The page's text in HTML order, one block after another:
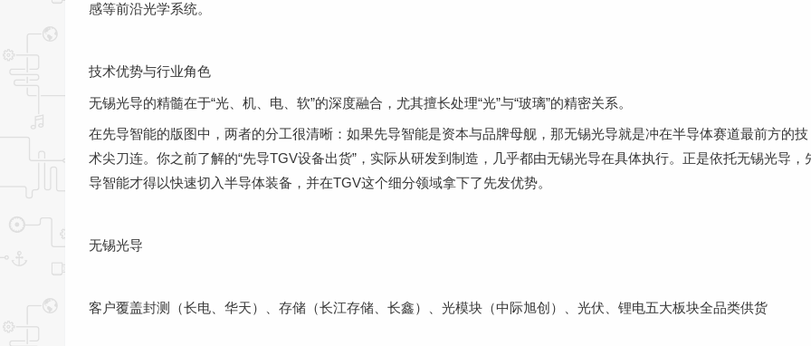
感等前沿光学系统。
技术优势与行业角色
无锡光导的精髓在于“光、机、电、软”的深度融合，尤其擅长处理“光”与“玻璃”的精密关系。
在先导智能的版图中，两者的分工很清晰：如果先导智能是资本与品牌母舰，那无锡光导就是冲在半导体赛道最前方的技
术尖刀连。你之前了解的“先导TGV设备出货”，实际从研发到制造，几乎都由无锡光导在具体执行。正是依托无锡光导，
导智能才得以快速切入半导体装备，并在TGV这个细分领域拿下了先发优势。
无锡光导
客户覆盖封测（长电、华天）、存储（长江存储、长鑫）、光模块（中际旭创）、光伏、锂电五大板块全品类供货